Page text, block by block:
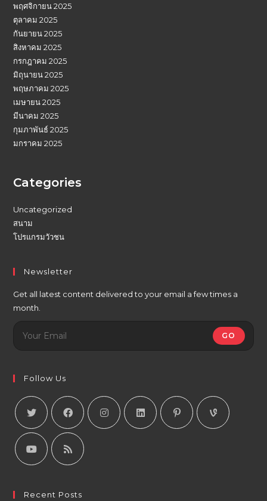
พฤศจิกายน 2025
ตุลาคม 2025
กันยายน 2025
สิงหาคม 2025
กรกฎาคม 2025
มิถุนายน 2025
พฤษภาคม 2025
เมษายน 2025
มีนาคม 2025
กุมภาพันธ์ 2025
มกราคม 2025
Categories
Uncategorized
สนาม
โปรแกรมวัวชน
Newsletter
Get all latest content delivered to your email a few times a
month.
GO
Follow Us
Recent Posts